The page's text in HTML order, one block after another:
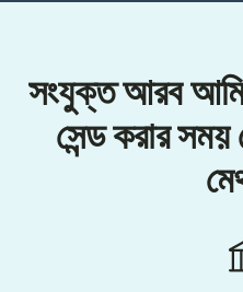
সংযুক্ত আরব
সেন্ড করার সময়